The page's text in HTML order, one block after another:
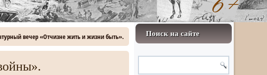
вечер «Отчизне жить и жизни быть». Поиск на сайте